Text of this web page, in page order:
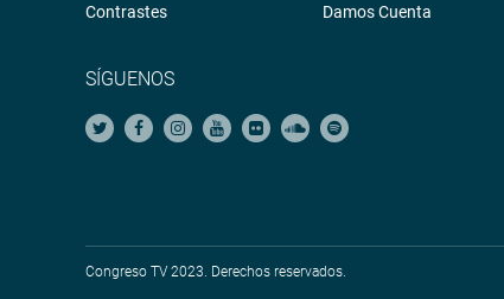
Contrastes
Damos Cuenta
SÍGUENOS
Congreso TV 2023. Derechos reservados.